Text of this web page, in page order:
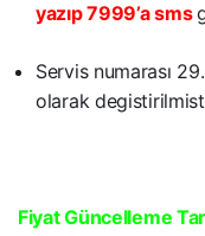
yazıp 7999’a sms
Servis numarası
olarak
Fiyat Güncelleme